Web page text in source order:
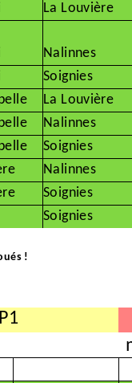
La Louvière
Nalinnes
Soignies
La Louvière
Nalinnes
Soignies
Nalinnes
Soignies
Soignies
!